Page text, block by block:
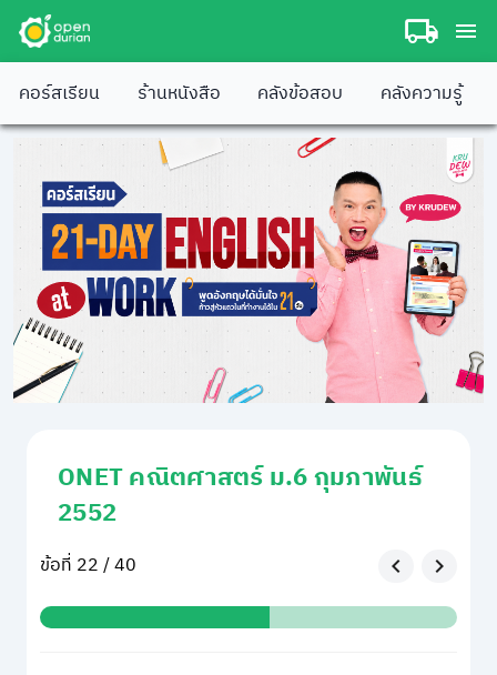
คอร์สเรียน ร้านหนังสือ คลังข้อสอบ คลังความรู้
ONET คณิตศาสตร์ ม.6 กุมภาพันธ์
2552
ข้อที่ 22 / 40